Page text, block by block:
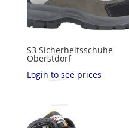
S3 Sicherheitsschuhe
Oberstdorf
Login to see prices